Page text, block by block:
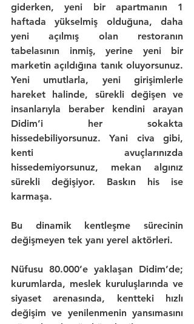
giderken, yeni bir apartmanın 1
haftada yükselmiş olduğuna, daha
yeni açılmış olan restoranın
tabelasının inmiş, yerine yeni bir
marketin açıldığına tanık oluyorsunuz.
Yeni umutlarla, yeni girişimlerle
hareket halinde, sürekli değişen ve
insanlarıyla beraber kendini arayan
Didim’i her sokakta
hissedebiliyorsunuz. Yani civa gibi,
kenti avuçlarınızda
hissedemiyorsunuz, mekan algınız
sürekli değişiyor. Baskın his ise
karmaşa.
Bu dinamik kentleşme sürecinin
değişmeyen tek yanı yerel aktörleri.
Nüfusu 80.000’e yaklaşan Didim’de;
kurumlarda, meslek kuruluşlarında ve
siyaset arenasında, kentteki hızlı
değişim ve yenilenmenin yansımasını